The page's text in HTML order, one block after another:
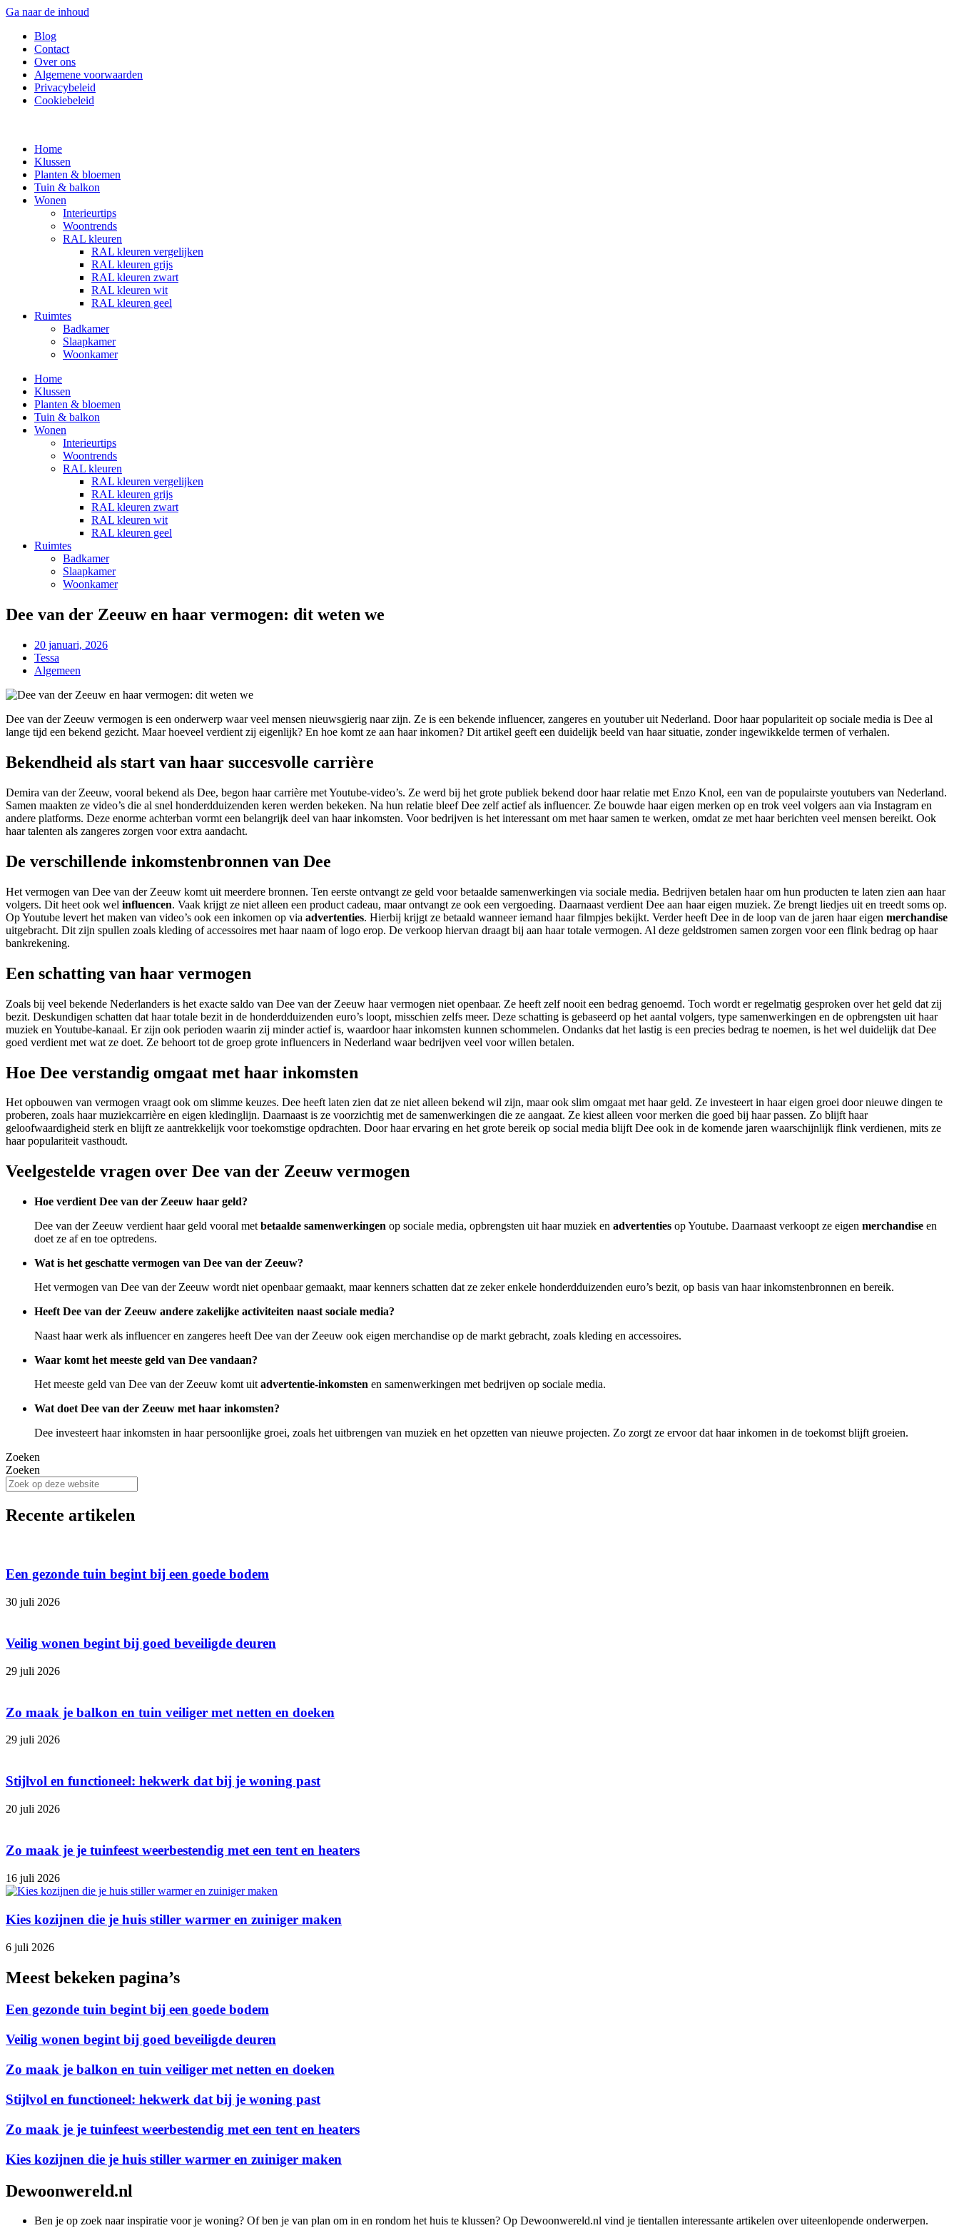
Ga naar de inhoud
Blog
Contact
Over ons
Algemene voorwaarden
Privacybeleid
Cookiebeleid
Home
Klussen
Planten & bloemen
Tuin & balkon
Wonen
Interieurtips
Woontrends
RAL kleuren
RAL kleuren vergelijken
RAL kleuren grijs
RAL kleuren zwart
RAL kleuren wit
RAL kleuren geel
Ruimtes
Badkamer
Slaapkamer
Woonkamer
Home
Klussen
Planten & bloemen
Tuin & balkon
Wonen
Interieurtips
Woontrends
RAL kleuren
RAL kleuren vergelijken
RAL kleuren grijs
RAL kleuren zwart
RAL kleuren wit
RAL kleuren geel
Ruimtes
Badkamer
Slaapkamer
Woonkamer
Dee van der Zeeuw en haar vermogen: dit weten we
20 januari, 2026
Tessa
Algemeen
Dee van der Zeeuw vermogen is een onderwerp waar veel mensen nieuwsgierig naar zijn. Ze is een bekende influencer, zangeres en youtuber uit Nederland. Door haar populariteit op sociale media is Dee al
lange tijd een bekend gezicht. Maar hoeveel verdient zij eigenlijk? En hoe komt ze aan haar inkomen? Dit artikel geeft een duidelijk beeld van haar situatie, zonder ingewikkelde termen of verhalen.
Bekendheid als start van haar succesvolle carrière
Demira van der Zeeuw, vooral bekend als Dee, begon haar carrière met Youtube-video’s. Ze werd bij het grote publiek bekend door haar relatie met Enzo Knol, een van de populairste youtubers van Nederland.
Samen maakten ze video’s die al snel honderdduizenden keren werden bekeken. Na hun relatie bleef Dee zelf actief als influencer. Ze bouwde haar eigen merken op en trok veel volgers aan via Instagram en
andere platforms. Deze enorme achterban vormt een belangrijk deel van haar inkomsten. Voor bedrijven is het interessant om met haar samen te werken, omdat ze met haar berichten veel mensen bereikt. Ook
haar talenten als zangeres zorgen voor extra aandacht.
De verschillende inkomstenbronnen van Dee
Het vermogen van Dee van der Zeeuw komt uit meerdere bronnen. Ten eerste ontvangt ze geld voor betaalde samenwerkingen via sociale media. Bedrijven betalen haar om hun producten te laten zien aan haar
volgers. Dit heet ook wel influencen. Vaak krijgt ze niet alleen een product cadeau, maar ontvangt ze ook een vergoeding. Daarnaast verdient Dee aan haar eigen muziek. Ze brengt liedjes uit en treedt soms op.
Op Youtube levert het maken van video’s ook een inkomen op via advertenties. Hierbij krijgt ze betaald wanneer iemand haar filmpjes bekijkt. Verder heeft Dee in de loop van de jaren haar eigen merchandise
uitgebracht. Dit zijn spullen zoals kleding of accessoires met haar naam of logo erop. De verkoop hiervan draagt bij aan haar totale vermogen. Al deze geldstromen samen zorgen voor een flink bedrag op haar
bankrekening.
Een schatting van haar vermogen
Zoals bij veel bekende Nederlanders is het exacte saldo van Dee van der Zeeuw haar vermogen niet openbaar. Ze heeft zelf nooit een bedrag genoemd. Toch wordt er regelmatig gesproken over het geld dat zij
bezit. Deskundigen schatten dat haar totale bezit in de honderdduizenden euro’s loopt, misschien zelfs meer. Deze schatting is gebaseerd op het aantal volgers, type samenwerkingen en de opbrengsten uit haar
muziek en Youtube-kanaal. Er zijn ook perioden waarin zij minder actief is, waardoor haar inkomsten kunnen schommelen. Ondanks dat het lastig is een precies bedrag te noemen, is het wel duidelijk dat Dee
goed verdient met wat ze doet. Ze behoort tot de groep grote influencers in Nederland waar bedrijven veel voor willen betalen.
Hoe Dee verstandig omgaat met haar inkomsten
Het opbouwen van vermogen vraagt ook om slimme keuzes. Dee heeft laten zien dat ze niet alleen bekend wil zijn, maar ook slim omgaat met haar geld. Ze investeert in haar eigen groei door nieuwe dingen te
proberen, zoals haar muziekcarrière en eigen kledinglijn. Daarnaast is ze voorzichtig met de samenwerkingen die ze aangaat. Ze kiest alleen voor merken die goed bij haar passen. Zo blijft haar
geloofwaardigheid sterk en blijft ze aantrekkelijk voor toekomstige opdrachten. Door haar ervaring en het grote bereik op social media blijft Dee ook in de komende jaren waarschijnlijk flink verdienen, mits ze
haar populariteit vasthoudt.
Veelgestelde vragen over Dee van der Zeeuw vermogen
Hoe verdient Dee van der Zeeuw haar geld?
Dee van der Zeeuw verdient haar geld vooral met betaalde samenwerkingen op sociale media, opbrengsten uit haar muziek en advertenties op Youtube. Daarnaast verkoopt ze eigen merchandise en
doet ze af en toe optredens.
Wat is het geschatte vermogen van Dee van der Zeeuw?
Het vermogen van Dee van der Zeeuw wordt niet openbaar gemaakt, maar kenners schatten dat ze zeker enkele honderdduizenden euro’s bezit, op basis van haar inkomstenbronnen en bereik.
Heeft Dee van der Zeeuw andere zakelijke activiteiten naast sociale media?
Naast haar werk als influencer en zangeres heeft Dee van der Zeeuw ook eigen merchandise op de markt gebracht, zoals kleding en accessoires.
Waar komt het meeste geld van Dee vandaan?
Het meeste geld van Dee van der Zeeuw komt uit advertentie-inkomsten en samenwerkingen met bedrijven op sociale media.
Wat doet Dee van der Zeeuw met haar inkomsten?
Dee investeert haar inkomsten in haar persoonlijke groei, zoals het uitbrengen van muziek en het opzetten van nieuwe projecten. Zo zorgt ze ervoor dat haar inkomen in de toekomst blijft groeien.
Zoeken
Zoeken
Recente artikelen
Een gezonde tuin begint bij een goede bodem
30 juli 2026
Veilig wonen begint bij goed beveiligde deuren
29 juli 2026
Zo maak je balkon en tuin veiliger met netten en doeken
29 juli 2026
Stijlvol en functioneel: hekwerk dat bij je woning past
20 juli 2026
Zo maak je je tuinfeest weerbestendig met een tent en heaters
16 juli 2026
Kies kozijnen die je huis stiller warmer en zuiniger maken
6 juli 2026
Meest bekeken pagina’s
Een gezonde tuin begint bij een goede bodem
Veilig wonen begint bij goed beveiligde deuren
Zo maak je balkon en tuin veiliger met netten en doeken
Stijlvol en functioneel: hekwerk dat bij je woning past
Zo maak je je tuinfeest weerbestendig met een tent en heaters
Kies kozijnen die je huis stiller warmer en zuiniger maken
Dewoonwereld.nl
Ben je op zoek naar inspiratie voor je woning? Of ben je van plan om in en rondom het huis te klussen? Op Dewoonwereld.nl vind je tientallen interessante artikelen over uiteenlopende onderwerpen.